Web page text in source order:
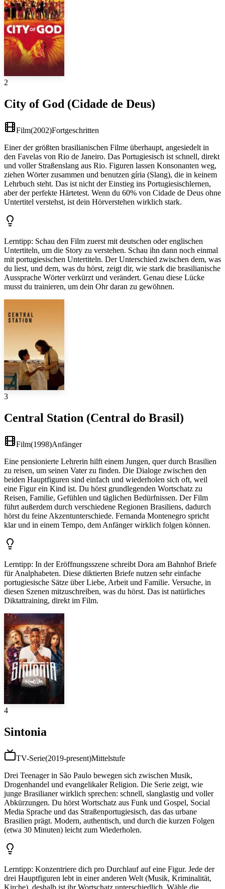
2
City of God (Cidade de Deus)
Film(2002)Fortgeschritten
Einer der größten brasilianischen Filme überhaupt, angesiedelt in
den Favelas von Rio de Janeiro. Das Portugiesisch ist schnell, direkt
und voller Straßenslang aus Rio. Figuren lassen Konsonanten weg,
ziehen Wörter zusammen und benutzen gíria (Slang), die in keinem
Lehrbuch steht. Das ist nicht der Einstieg ins Portugiesischlernen,
aber der perfekte Härtetest. Wenn du 60% von Cidade de Deus ohne
Untertitel verstehst, ist dein Hörverstehen wirklich stark.
Lerntipp: Schau den Film zuerst mit deutschen oder englischen
Untertiteln, um die Story zu verstehen. Schau ihn dann noch einmal
mit portugiesischen Untertiteln. Der Unterschied zwischen dem, was
du liest, und dem, was du hörst, zeigt dir, wie stark die brasilianische
Aussprache Wörter verkürzt und verändert. Genau diese Lücke
musst du trainieren, um dein Ohr daran zu gewöhnen.
3
Central Station (Central do Brasil)
Film(1998)Anfänger
Eine pensionierte Lehrerin hilft einem Jungen, quer durch Brasilien
zu reisen, um seinen Vater zu finden. Die Dialoge zwischen den
beiden Hauptfiguren sind einfach und wiederholen sich oft, weil
eine Figur ein Kind ist. Du hörst grundlegenden Wortschatz zu
Reisen, Familie, Gefühlen und täglichen Bedürfnissen. Der Film
führt außerdem durch verschiedene Regionen Brasiliens, dadurch
hörst du feine Akzentunterschiede. Fernanda Montenegro spricht
klar und in einem Tempo, dem Anfänger wirklich folgen können.
Lerntipp: In der Eröffnungsszene schreibt Dora am Bahnhof Briefe
für Analphabeten. Diese diktierten Briefe nutzen sehr einfache
portugiesische Sätze über Liebe, Arbeit und Familie. Versuche, in
diesen Szenen mitzuschreiben, was du hörst. Das ist natürliches
Diktattraining, direkt im Film.
4
Sintonia
TV-Serie(2019-present)Mittelstufe
Drei Teenager in São Paulo bewegen sich zwischen Musik,
Drogenhandel und evangelikaler Religion. Die Serie zeigt, wie
junge Brasilianer wirklich sprechen: schnell, slanglastig und voller
Abkürzungen. Du hörst Wortschatz aus Funk und Gospel, Social
Media Sprache und das Straßenportugiesisch, das das urbane
Brasilien prägt. Modern, authentisch, und durch die kurzen Folgen
(etwa 30 Minuten) leicht zum Wiederholen.
Lerntipp: Konzentriere dich pro Durchlauf auf eine Figur. Jede der
drei Hauptfiguren lebt in einer anderen Welt (Musik, Kriminalität,
Kirche), deshalb ist ihr Wortschatz unterschiedlich. Wähle die